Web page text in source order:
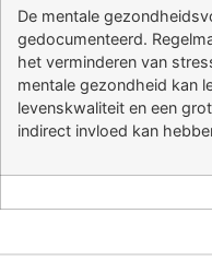
De mentale
gedocumenteerd.
het verminderen van
mentale gezondheid kan
levenskwaliteit en een
indirect invloed kan